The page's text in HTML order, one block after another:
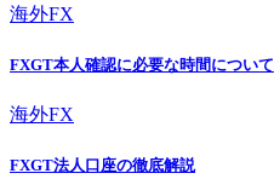
海外FX
FXGT本人確認に必要な時間について
海外FX
FXGT法人口座の徹底解説